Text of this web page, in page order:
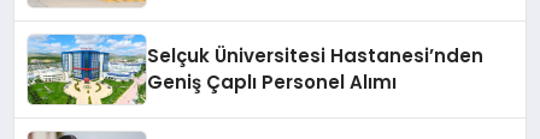
Selçuk Üniversitesi Hastanesi’nden
Geniş Çaplı Personel Alımı